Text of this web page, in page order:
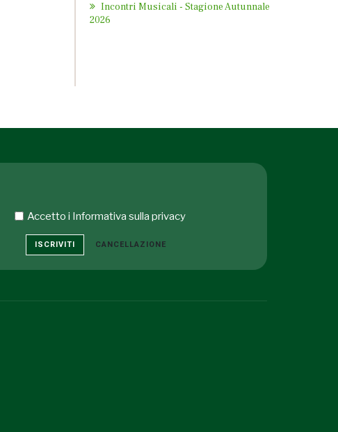
Incontri Musicali - Stagione Autunnale
2026
Accetto i Informativa sulla privacy
ISCRIVITI CANCELLAZIONE